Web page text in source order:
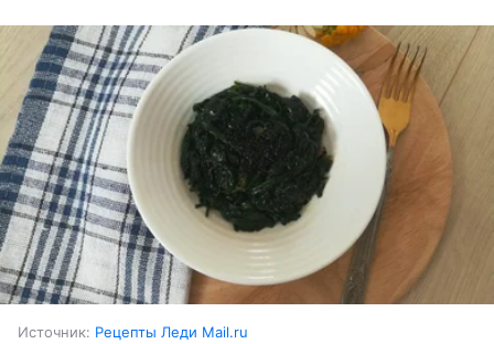
Источник: Рецепты Леди Mail.ru